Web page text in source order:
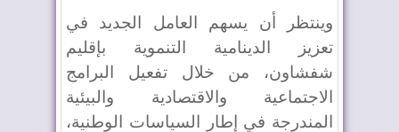
وينتظر أن يسهم العامل الجديد في
تعزيز الدينامية التنموية بإقليم
شفشاون، من خلال تفعيل البرامج
الاجتماعية والاقتصادية والبيئية
المندرجة في إطار السياسات الوطنية،